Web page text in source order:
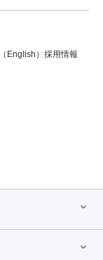
English） 採用情報